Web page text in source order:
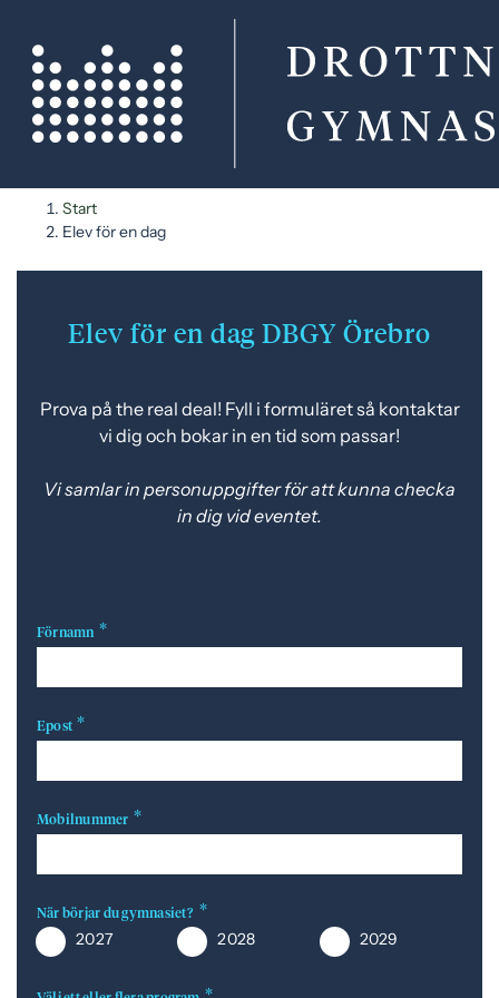
Start
Elev för en dag
Elev för en dag DBGY Örebro
Prova på the real deal! Fyll i formuläret så kontaktar
vi dig och bokar in en tid som passar!
Vi samlar in personuppgifter för att kunna checka
in dig vid eventet.
Förnamn
Epost
Mobilnummer
När börjar du gymnasiet?
2027 2028 2029